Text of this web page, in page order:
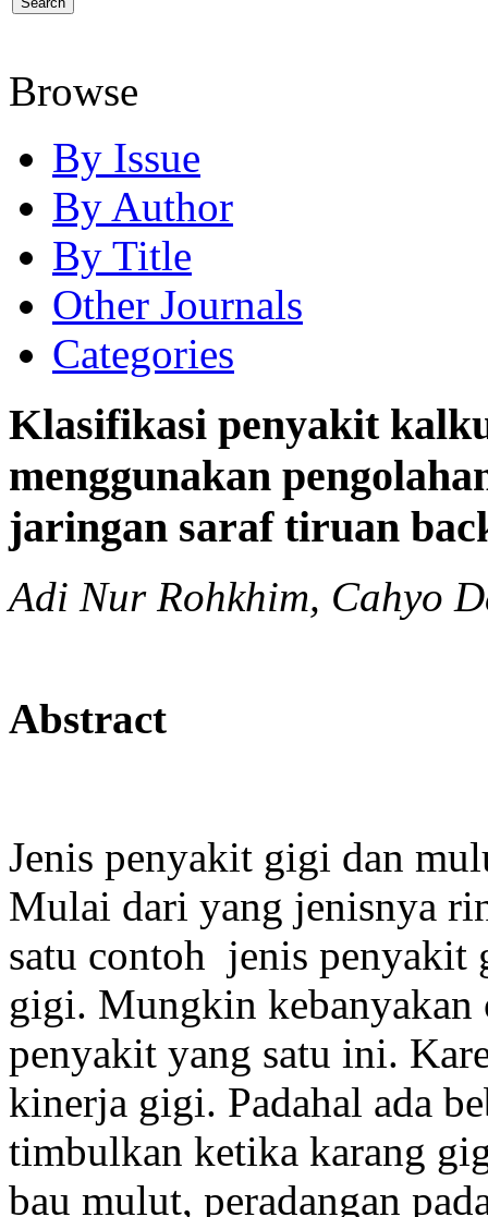
Browse
By Issue
By Author
By Title
Other Journals
Categories
Klasifikasi penyakit
menggunakan
jaringan saraf tiruan
Adi Nur Rohkhim, Cahyo
Abstract
Jenis penyakit gigi dan
Mulai dari yang jenisnya
satu contoh jenis penyakit
gigi. Mungkin kebanyakan
penyakit yang satu ini.
kinerja gigi. Padahal ada
timbulkan ketika karang
bau mulut, peradangan